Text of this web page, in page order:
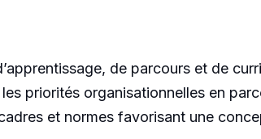
de parcours et de
priorités organisationnelles en
et normes favorisant une